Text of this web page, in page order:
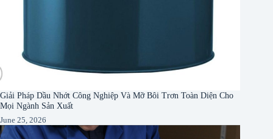
Giải Pháp Dầu Nhớt Công Nghiệp Và Mỡ Bôi Trơn Toàn Diện Cho
Mọi Ngành Sản Xuất
June 25, 2026